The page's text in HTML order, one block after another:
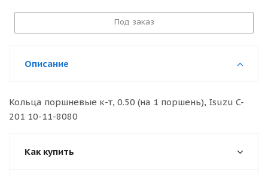
Под заказ
Описание
Кольца поршневые к-т, 0.50 (на 1 поршень), Isuzu C-
201 10-11-8080
Как купить